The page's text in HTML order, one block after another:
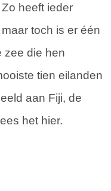
heeft ieder
toch is er één
zee die hen
tien eilanden
aan Fiji, de
het hier.